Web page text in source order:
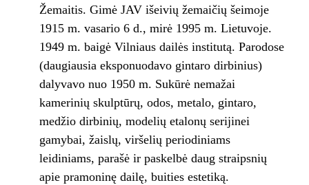
Žemaitis. Gimė JAV išeivių žemaičių šeimoje
1915 m. vasario 6 d., mirė 1995 m. Lietuvoje.
1949 m. baigė Vilniaus dailės institutą. Parodose
(daugiausia eksponuodavo gintaro dirbinius)
dalyvavo nuo 1950 m. Sukūrė nemažai
kamerinių skulptūrų, odos, metalo, gintaro,
medžio dirbinių, modelių etalonų serijinei
gamybai, žaislų, viršelių periodiniams
leidiniams, parašė ir paskelbė daug straipsnių
apie pramoninę dailę, buities estetiką.